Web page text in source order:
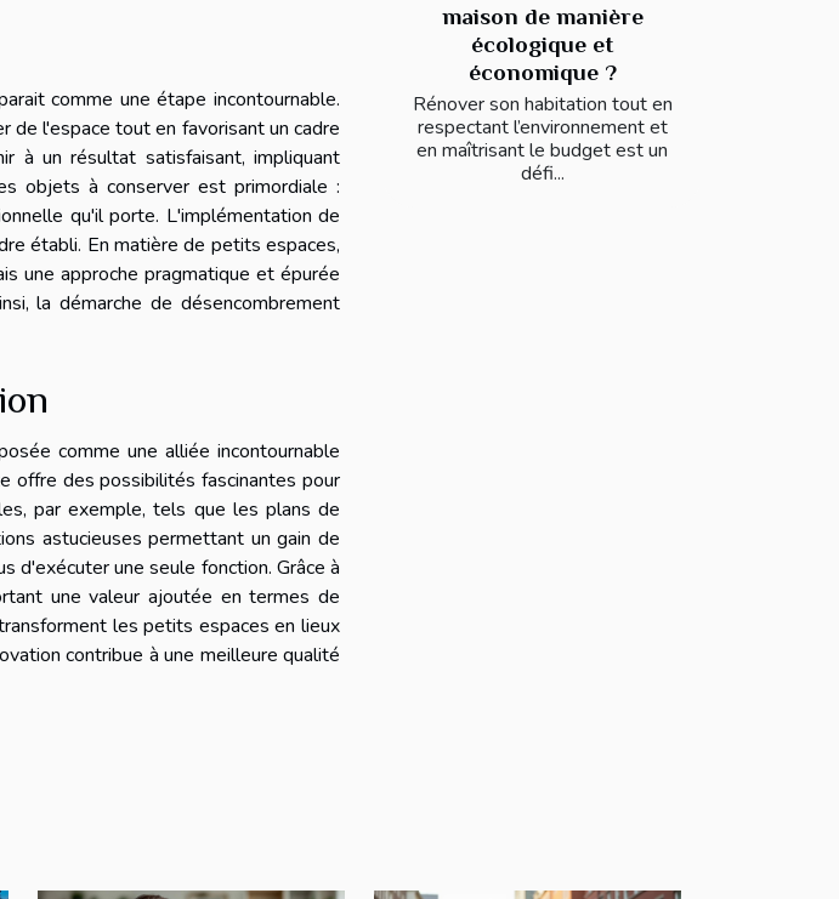
comme une étape incontournable.
de l'espace tout en favorisant un cadre
à un résultat satisfaisant, impliquant
objets à conserver est primordiale :
qu'il porte. L'implémentation de
établi. En matière de petits espaces,
une approche pragmatique et épurée
la démarche de désencombrement
comme une alliée incontournable
offre des possibilités fascinantes pour
par exemple, tels que les plans de
astucieuses permettant un gain de
d'exécuter une seule fonction. Grâce à
une valeur ajoutée en termes de
les petits espaces en lieux
contribue à une meilleure qualité
maison de manière
écologique et
économique ?
Rénover son habitation tout en
respectant l’environnement et
en maîtrisant le budget est un
défi...